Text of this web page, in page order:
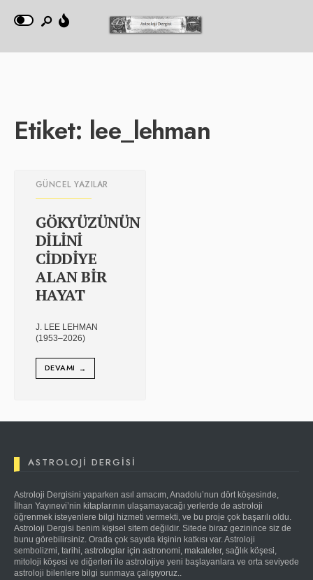
Etiket: lee_lehman
GÜNCEL YAZILAR
GÖKYÜZÜNÜN
DİLİNİ
CİDDİYE
ALAN BİR
HAYAT
J. LEE LEHMAN
(1953–2026)
DEVAMI →
ASTROLOJI DERGISI
Astroloji Dergisini yaparken asıl amacım, Anadolu’nun dört köşesinde,
İlhan Yayınevi’nin kitaplarının ulaşamayacağı yerlerde de astroloji
öğrenmek isteyenlere bilgi hizmeti vermekti, ve bu proje çok başarılı oldu.
Astroloji Dergisi benim kişisel sitem değildir. Sitede biraz gezinince siz de
bunu görebilirsiniz. Orada çok sayıda kişinin katkısı var. Astroloji
sembolizmi, tarihi, astrologlar için astronomi, makaleler, sağlık köşesi,
mitoloji köşesi ve diğerleri ile astrolojiye yeni başlayanlara ve orta seviyede
astroloji bilenlere bilgi sunmaya çalışıyoruz..